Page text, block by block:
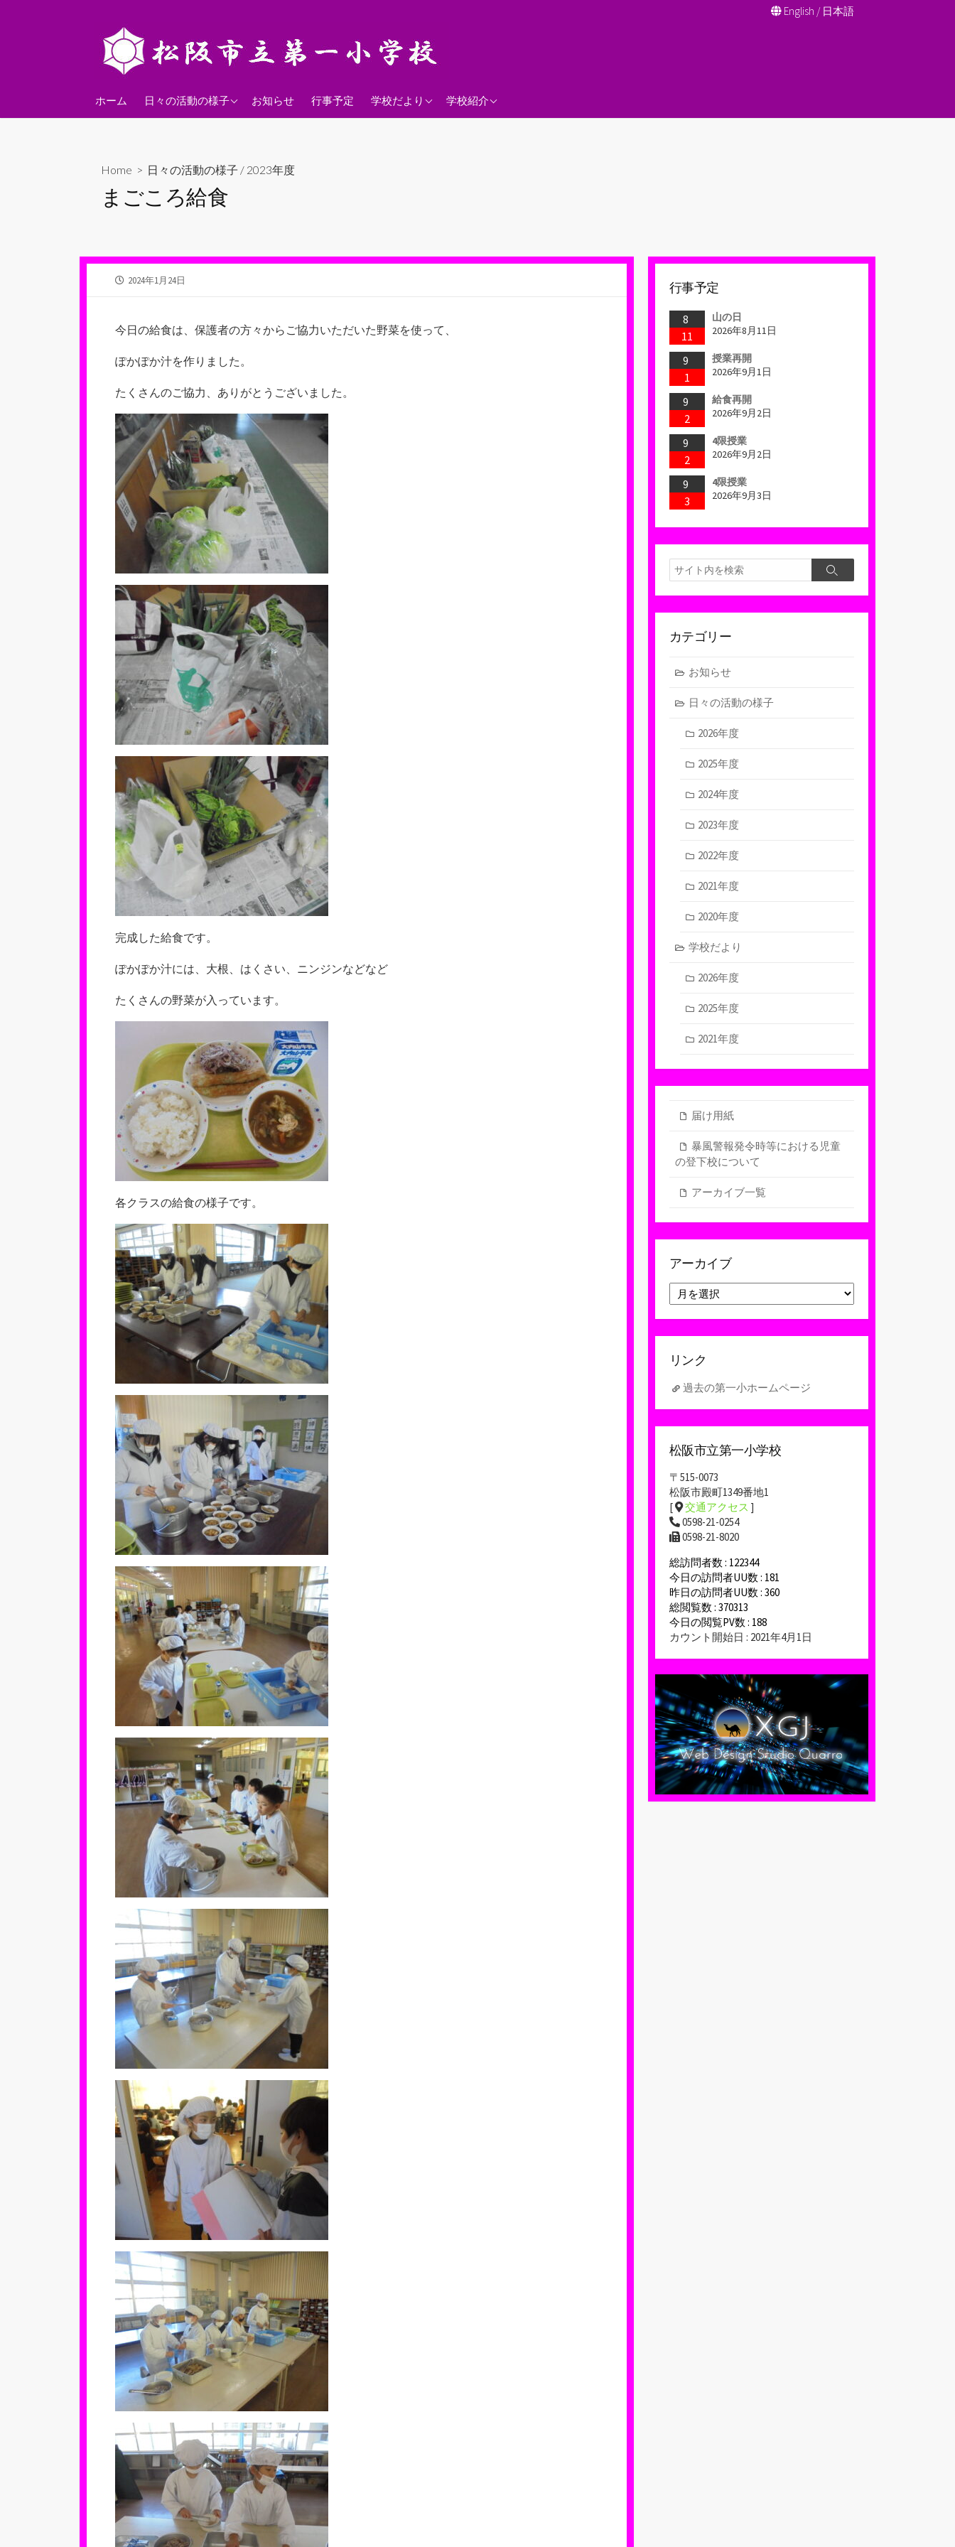
ス
English / 日本語
ホーム 日々の活動の様子
2026年度
お知らせ 行事予定 学校だより
2026年度 学校紹介
学校経営方針
Home > 日々の活動の様子 / 2023年度
まごころ給食
公
2024年1月24日
今日の給食は、保護者の方々からご協力いただいた野菜を使って、
ぽかぽか汁を作りました。
たくさんのご協力、ありがとうございました。
完成した給食です。
ぽかぽか汁には、大根、はくさい、ニンジンなどなど
たくさんの野菜が入っています。
各クラスの給食の様子です。
行事予定
8
11
山の日
2026年8月11日
9
1
授業再開
2026年9月1日
9
2
給食再開
2026年9月2日
9
2
4限授業
2026年9月2日
9
3
4限授業
2026年9月3日
検
索
検
カテゴリー
お知らせ
日々の活動の様子
2026年度
2025年度
2024年度
2023年度
2022年度
2021年度
2020年度
学校だより
2026年度
2025年度
2021年度
届け用紙
暴風警報発令時等における児童
の登下校について
アーカイブ一覧
アーカイブ
ー
カ
イ
リンク
過去の第一小ホームページ
松阪市立第一小学校
〒515-0073
松阪市殿町1349番地1
[
交通アクセス ]
0598-21-0254
0598-21-8020
総訪問者数 : 122344
今日の訪問者UU数 : 181
昨日の訪問者UU数 : 360
総閲覧数 : 370313
今日の閲覧PV数 : 188
カウント開始日 : 2021年4月1日